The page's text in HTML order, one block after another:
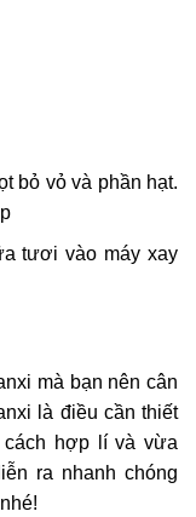
bỏ vỏ và phần hạt.
tươi vào máy xay
mà bạn nên cân
là điều cần thiết
cách hợp lí và vừa
ra nhanh chóng